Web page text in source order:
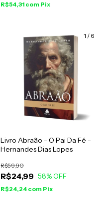
R$54,31 com Pix
1 / 6
Livro Abraão - O Pai Da Fé -
Hernandes Dias Lopes
R$24,99
R$59,90
58% OFF
R$24,24 com Pix